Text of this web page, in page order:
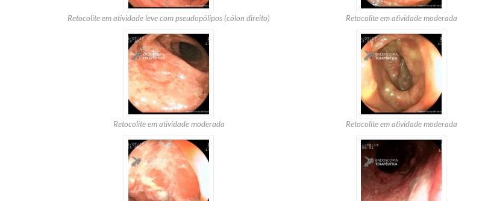
Retocolite em atividade leve com pseudopólipos (cólon direito) Retocolite em atividade moderada
Retocolite em atividade moderada Retocolite em atividade moderada